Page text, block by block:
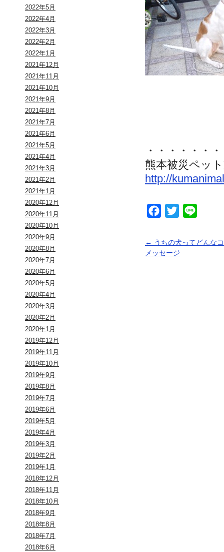
2022年5月
2022年4月
2022年3月
2022年2月
2022年1月
2021年12月
2021年11月
2021年10月
2021年9月
2021年8月
2021年7月
2021年6月
2021年5月
2021年4月
2021年3月
2021年2月
2021年1月
2020年12月
2020年11月
2020年10月
2020年9月
2020年8月
2020年7月
2020年6月
2020年5月
2020年4月
2020年3月
2020年2月
2020年1月
2019年12月
2019年11月
2019年10月
2019年9月
2019年8月
2019年7月
2019年6月
2019年5月
2019年4月
2019年3月
2019年2月
2019年1月
2018年12月
2018年11月
2018年10月
2018年9月
2018年8月
2018年7月
2018年6月
・・・・・・
熊本被災ペッ
http://
Facebook
Twitter
← うちの犬ってどんな
メッセージ